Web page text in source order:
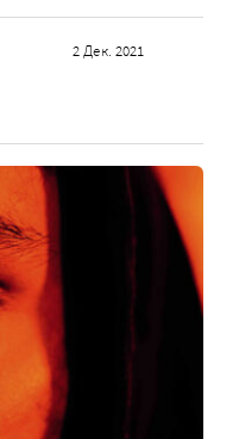
2 Дек. 2021